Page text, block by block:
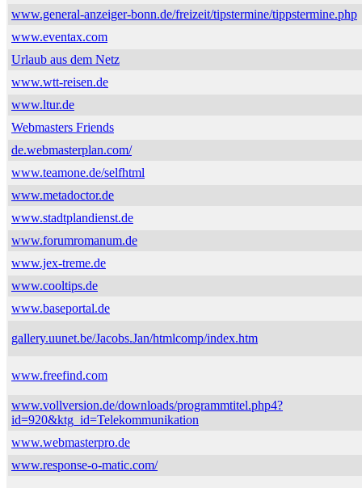
www.general-anzeiger-bonn.de/freizeit/tipstermine/tippstermine.php
www.eventax.com
Urlaub aus dem Netz
www.wtt-reisen.de
www.ltur.de
Webmasters Friends
de.webmasterplan.com/
www.teamone.de/selfhtml
www.metadoctor.de
www.stadtplandienst.de
www.forumromanum.de
www.jex-treme.de
www.cooltips.de
www.baseportal.de
gallery.uunet.be/Jacobs.Jan/htmlcomp/index.htm
www.freefind.com
www.vollversion.de/downloads/programmtitel.php4?
id=920&ktg_id=Telekommunikation
www.webmasterpro.de
www.response-o-matic.com/